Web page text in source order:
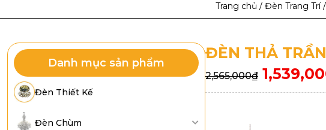
Trang chủ / Đèn Trang Trí/
Danh mục sản phẩm
Đèn Thiết Kế
Đèn Chùm
ĐÈN THẢ
2,565,000₫